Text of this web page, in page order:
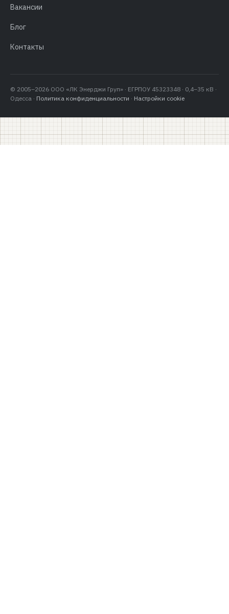
Вакансии
Блог
Контакты
© 2005–2026 ООО «ЛК Энерджи Груп» · ЕГРПОУ 45323348 · 0,4–35 кВ ·
Одесса · Политика конфиденциальности · Настройки cookie